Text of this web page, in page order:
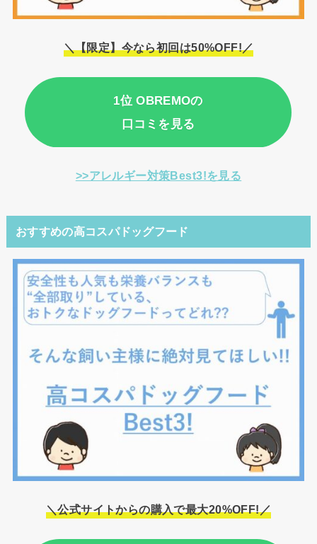
＼【限定】今なら初回は50%OFF!／
1位 OBREMOの
口コミを見る
>>アレルギー対策Best3!を見る
おすすめの高コスパドッグフード
＼公式サイトからの購入で最大20%OFF!／